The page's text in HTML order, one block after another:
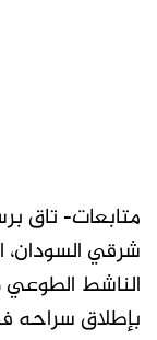
متابعات- تاق
شرقي السودان،
الناشط الطوعي
بإطلاق سراحه